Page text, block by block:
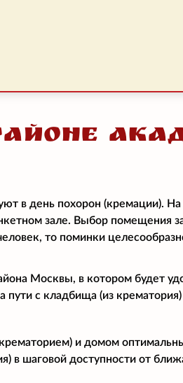
в день похорон (кремации).
зале. Выбор помещения
то поминки
Москвы, в котором будет
с кладбища (из
и домом
в шаговой доступности от